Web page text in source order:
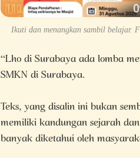
Ikuti dan menangkan sambil belajar.
“Lho di Surabaya ada lomba
SMKN di Surabaya.
Teks, yang disalin ini bukan
memiliki kandungan sejarah
banyak diketahui oleh